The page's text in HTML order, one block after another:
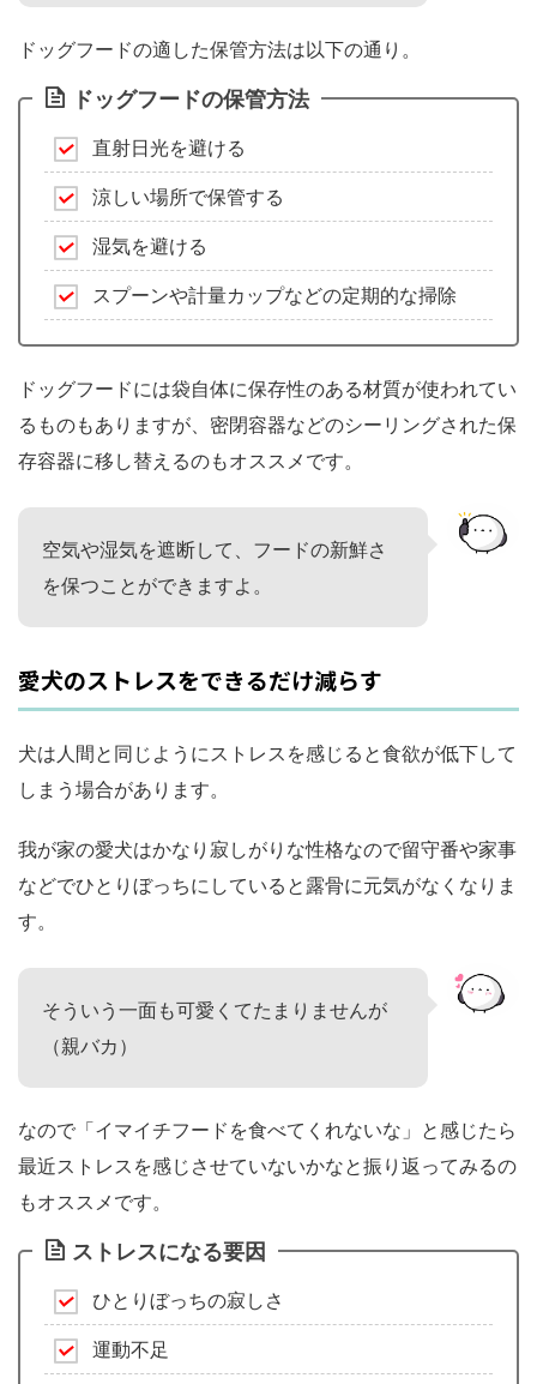
ドッグフードの適した保管方法は以下の通り。
ドッグフードの保管方法
直射日光を避ける
涼しい場所で保管する
湿気を避ける
スプーンや計量カップなどの定期的な掃除
ドッグフードには袋自体に保存性のある材質が使われてい
るものもありますが、密閉容器などのシーリングされた保
存容器に移し替えるのもオススメです。
空気や湿気を遮断して、フードの新鮮さ
を保つことができますよ。
愛犬のストレスをできるだけ減らす
犬は人間と同じようにストレスを感じると食欲が低下して
しまう場合があります。
我が家の愛犬はかなり寂しがりな性格なので留守番や家事
などでひとりぼっちにしていると露骨に元気がなくなりま
す。
そういう一面も可愛くてたまりませんが
（親バカ）
なので「イマイチフードを食べてくれないな」と感じたら
最近ストレスを感じさせていないかなと振り返ってみるの
もオススメです。
ストレスになる要因
ひとりぼっちの寂しさ
運動不足